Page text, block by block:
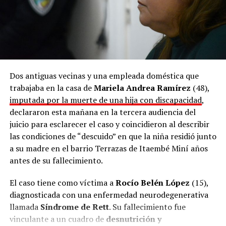
Dos antiguas vecinas y una empleada doméstica que
trabajaba en la casa deMariela Andrea Ramírez (48),
imputada por la muerte de una hija con discapacidad,
declararon esta mañana en la tercera audiencia del
juicio para esclarecer el caso y coincidieron al describir
las condiciones de “descuido” en que la niña residió junto
a su madre en el barrio Terrazas de Itaembé Miní años
antes de su fallecimiento.
El caso tiene como víctima aRocío Belén López (15),
diagnosticada con una enfermedad neurodegenerativa
llamada Síndrome de Rett. Su fallecimiento fue
vinculante a un cuadro de desnutrición y